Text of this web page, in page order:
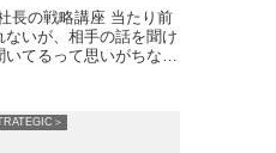
長の戦略講座 当たり前
いが、相手の話を聞け
てるって思いがちなの
＞